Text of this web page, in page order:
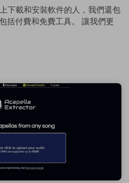
下載和安裝軟件的人，我們還包
包括付費和免費工具。 讓我們更